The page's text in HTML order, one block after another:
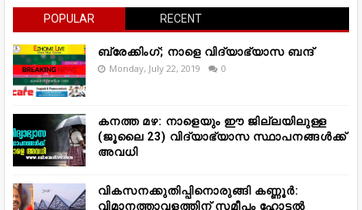
POPULAR RECENT
ബ്രേക്കിംഗ്; നാളെ വിദ്യാഭ്യാസ ബന്ദ്
Monday, July 22, 2019 0
കനത്ത മഴ: നാളെയും ഈ ജില്ലയിലുള്ള
(ജൂലൈ 23) വിദ്യാഭ്യാസ സ്ഥാപനങ്ങൾക്ക്
അവധി
വികസനക്കുതിപ്പിനൊരുങ്ങി കണ്ണൂർ:
വിമാനത്താവളത്തിന് സമീപം ഹോട്ടൽ